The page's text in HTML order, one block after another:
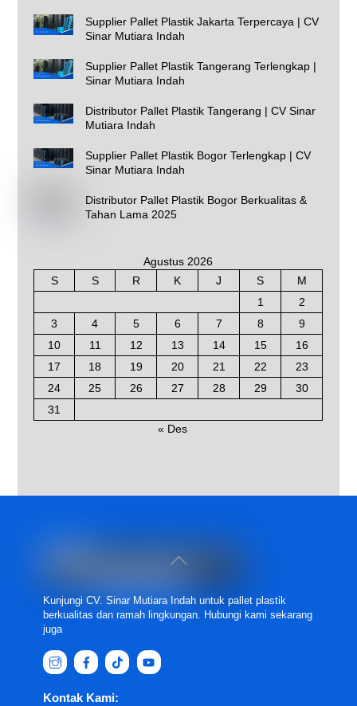
Supplier Pallet Plastik Jakarta Terpercaya | CV
Sinar Mutiara Indah
Supplier Pallet Plastik Tangerang Terlengkap |
Sinar Mutiara Indah
Distributor Pallet Plastik Tangerang | CV Sinar
Mutiara Indah
Supplier Pallet Plastik Bogor Terlengkap | CV
Sinar Mutiara Indah
Distributor Pallet Plastik Bogor Berkualitas &
Tahan Lama 2025
Agustus 2026
S
S R K J S
M
1
2
3
4 5 6 7 8
9
10
11 12 13 14 15
16
17
18 19 20 21 22
23
24
25 26 27 28 29
30
31
« Des
Back
Kunjungi CV. Sinar Mutiara Indah untuk pallet plastik
berkualitas dan ramah lingkungan. Hubungi kami sekarang
juga
Kontak Kami: